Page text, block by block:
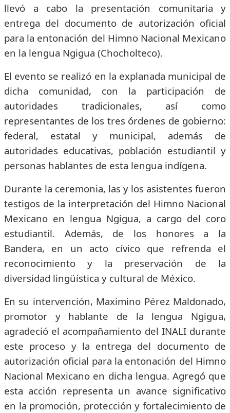
llevó a cabo la presentación comunitaria y
entrega del documento de autorización oficial
para la entonación del Himno Nacional Mexicano
en la lengua Ngigua (Chocholteco).
El evento se realizó en la explanada municipal de
dicha comunidad, con la participación de
autoridades tradicionales, así como
representantes de los tres órdenes de gobierno:
federal, estatal y municipal, además de
autoridades educativas, población estudiantil y
personas hablantes de esta lengua indígena.
Durante la ceremonia, las y los asistentes fueron
testigos de la interpretación del Himno Nacional
Mexicano en lengua Ngigua, a cargo del coro
estudiantil. Además, de los honores a la
Bandera, en un acto cívico que refrenda el
reconocimiento y la preservación de la
diversidad lingüística y cultural de México.
En su intervención, Maximino Pérez Maldonado,
promotor y hablante de la lengua Ngigua,
agradeció el acompañamiento del INALI durante
este proceso y la entrega del documento de
autorización oficial para la entonación del Himno
Nacional Mexicano en dicha lengua. Agregó que
esta acción representa un avance significativo
en la promoción, protección y fortalecimiento de